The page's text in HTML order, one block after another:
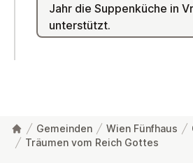
Jahr die Suppenküche in
unterstützt.
Gemeinden Wien Fünfhaus
Träumen vom Reich Gottes